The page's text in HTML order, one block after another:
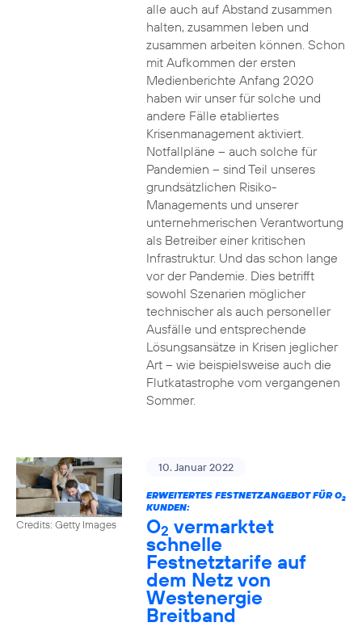
alle auch auf Abstand zusammen
halten, zusammen leben und
zusammen arbeiten können. Schon
mit Aufkommen der ersten
Medienberichte Anfang 2020
haben wir unser für solche und
andere Fälle etabliertes
Krisenmanagement aktiviert.
Notfallpläne – auch solche für
Pandemien – sind Teil unseres
grundsätzlichen Risiko-
Managements und unserer
unternehmerischen Verantwortung
als Betreiber einer kritischen
Infrastruktur. Und das schon lange
vor der Pandemie. Dies betrifft
sowohl Szenarien möglicher
technischer als auch personeller
Ausfälle und entsprechende
Lösungsansätze in Krisen jeglicher
Art – wie beispielsweise auch die
Flutkatastrophe vom vergangenen
Sommer.
Credits: Getty Images
10. Januar 2022
ERWEITERTES FESTNETZANGEBOT FÜR O2
KUNDEN:
O2 vermarktet
schnelle
Festnetztarife auf
dem Netz von
Westenergie
Breitband